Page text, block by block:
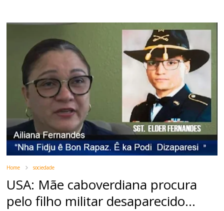
Home sociedade
USA: Mãe caboverdiana procura
pelo filho militar desaparecido...